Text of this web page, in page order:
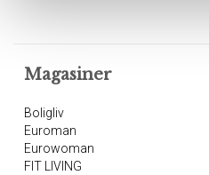
Magasiner
Boligliv
Euroman
Eurowoman
FIT LIVING